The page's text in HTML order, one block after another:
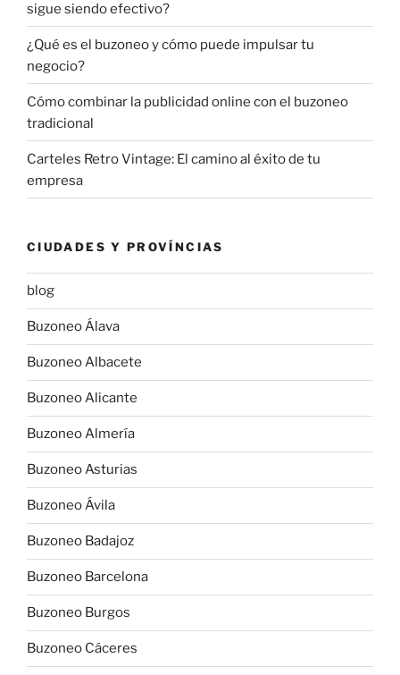
sigue siendo efectivo?
¿Qué es el buzoneo y cómo puede impulsar tu
negocio?
Cómo combinar la publicidad online con el buzoneo
tradicional
Carteles Retro Vintage: El camino al éxito de tu
empresa
CIUDADES Y PROVÍNCIAS
blog
Buzoneo Álava
Buzoneo Albacete
Buzoneo Alicante
Buzoneo Almería
Buzoneo Asturias
Buzoneo Ávila
Buzoneo Badajoz
Buzoneo Barcelona
Buzoneo Burgos
Buzoneo Cáceres